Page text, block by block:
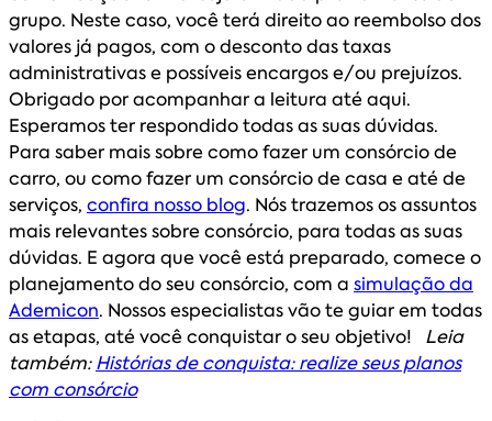
grupo. Neste caso, você terá direito ao reembolso dos
valores já pagos, com o desconto das taxas
administrativas e possíveis encargos e/ou prejuízos.
Obrigado por acompanhar a leitura até aqui.
Esperamos ter respondido todas as suas dúvidas.
Para saber mais sobre como fazer um consórcio de
carro, ou como fazer um consórcio de casa e até de
serviços, confira nosso blog. Nós trazemos os assuntos
mais relevantes sobre consórcio, para todas as suas
dúvidas. E agora que você está preparado, comece o
planejamento do seu consórcio, com a simulação da
Ademicon. Nossos especialistas vão te guiar em todas
as etapas, até você conquistar o seu objetivo! Leia
também:Histórias de conquista: realize seus planos
com consórcio